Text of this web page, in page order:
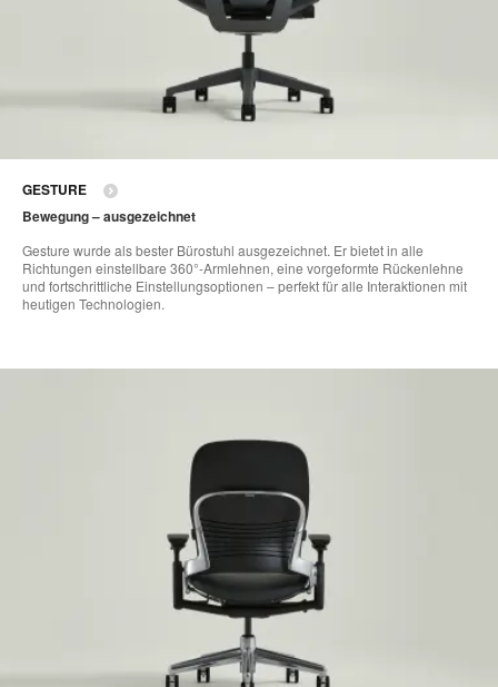
GESTURE
Bewegung – ausgezeichnet
Gesture wurde als bester Bürostuhl ausgezeichnet. Er bietet in alle
Richtungen einstellbare 360°-Armlehnen, eine vorgeformte Rückenlehne
und fortschrittliche Einstellungsoptionen – perfekt für alle Interaktionen mit
heutigen Technologien.